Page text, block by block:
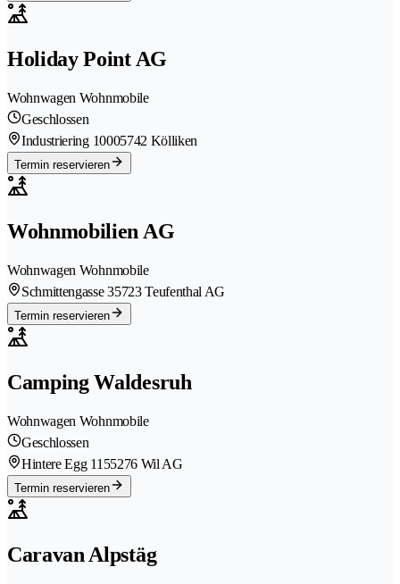
Holiday Point AG
Wohnwagen Wohnmobile
Geschlossen
Industriering 10005742 Kölliken
Termin reservieren
Wohnmobilien AG
Wohnwagen Wohnmobile
Schmittengasse 35723 Teufenthal AG
Termin reservieren
Camping Waldesruh
Wohnwagen Wohnmobile
Geschlossen
Hintere Egg 1155276 Wil AG
Termin reservieren
Caravan Alpstäg